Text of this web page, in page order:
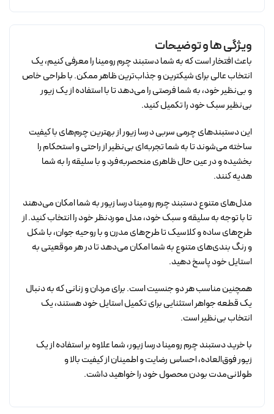
ویژگی ها و توضیحات
باعث افتخار است که به شما دستبند چرم رومینا را معرفی کنیم، یک
انتخاب عالی برای شیکترین و جذاب‌ترین ظاهر ممکن. با طراحی خاص
و بی‌نظیر خود، به شما فرصتی را می‌دهد تا با استفاده از یک زیور
بی‌نظیر سبک خود را تکمیل کنید.
این دستبند‌های چرمی سربی درسا زیور از بهترین چرم‌های با کیفیت
ساخته می‌شوند تا به شما تجربه‌ای بی‌نظیر از راحتی و استحکام را
بخشیده و در عین حال ظاهری منحصربه‌فرد و با سلیقه را به شما
هدیه کنند.
مدل‌های متنوع دستبند چرم رومینا درسا زیور به شما امکان می‌دهند
تا با توجه به سلیقه و سبک خود، مدل موردنظر خود را انتخاب کنید. از
طرح‌های ساده و کلاسیک تا طرح‌های مدرن و با روحیه جوان، با شکل
و رنگ بندی‌های متنوع به شما امکان می‌دهد تا در هر موقعیتی به
استایل خود پاسخ دهید.
همچنین مناسب هر دو جنسیت است. برای مردان و زنانی که به دنبال
یک قطعه جواهر استثنایی برای تکمیل استایل خود هستند، یک
انتخاب بی‌نظیر است.
با خرید دستبند چرم رومینا درسا زیور، شما علاوه بر استفاده از یک
زیور فوق‌العاده، احساس رضایت و اطمینان از کیفیت بالا و
طولانی‌مدت بودن محصول خود را خواهید داشت.